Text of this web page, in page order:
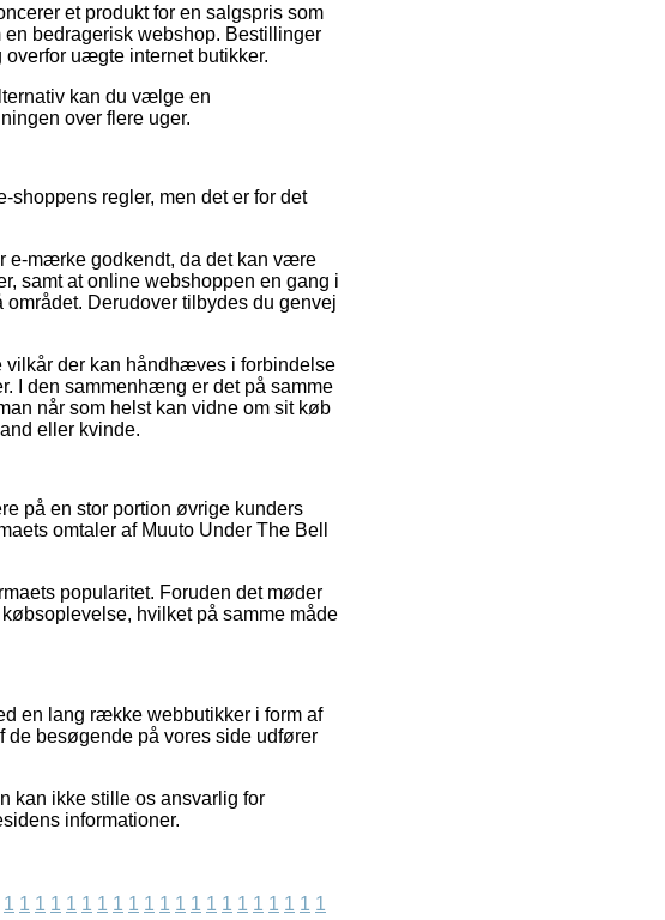
et produkt for en salgspris som
bedragerisk webshop. Bestillinger
uægte internet butikker.
kan du vælge en
over flere uger.
shoppens regler, men det er for det
e-mærke godkendt, da det kan være
samt at online webshoppen en gang i
Derudover tilbydes du genvej
vilkår der kan håndhæves i forbindelse
I den sammenhæng er det på samme
når som helst kan vidne om sit køb
eller kvinde.
på en stor portion øvrige kunders
omtaler af Muuto Under The Bell
popularitet. Foruden det møder
hvilket på samme måde
en lang række webbutikker i form af
de besøgende på vores side udfører
kan ikke stille os ansvarlig for
informationer.
1 1 1 1 1 1 1 1 1 1 1 1 1 1 1 1 1 1 1 1 1